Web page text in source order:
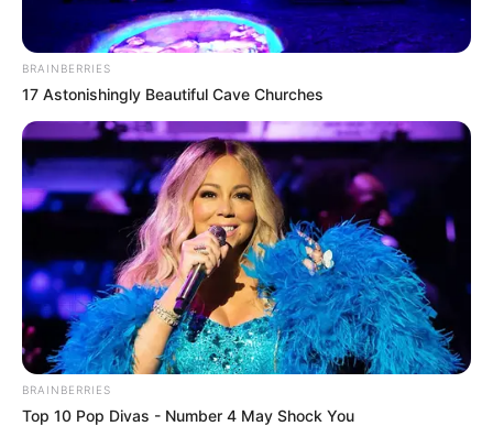
BRAINBERRIES
17 Astonishingly Beautiful Cave Churches
BRAINBERRIES
Top 10 Pop Divas - Number 4 May Shock You